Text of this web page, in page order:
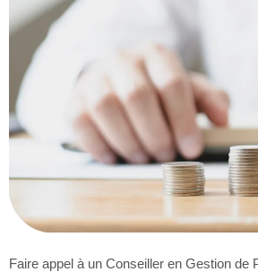
Faire appel à un Conseiller en Gestion